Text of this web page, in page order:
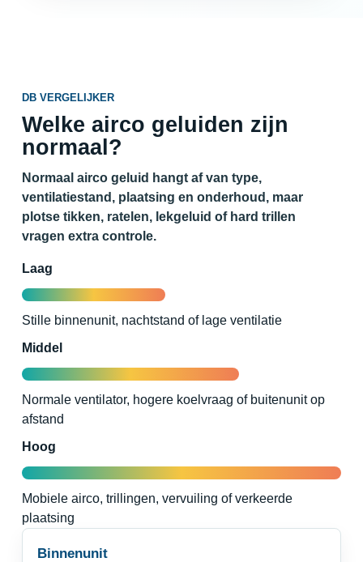
DB VERGELIJKER
Welke airco geluiden zijn
normaal?
Normaal airco geluid hangt af van type,
ventilatiestand, plaatsing en onderhoud, maar
plotse tikken, ratelen, lekgeluid of hard trillen
vragen extra controle.
Laag
Stille binnenunit, nachtstand of lage ventilatie
Middel
Normale ventilator, hogere koelvraag of buitenunit op
afstand
Hoog
Mobiele airco, trillingen, vervuiling of verkeerde
plaatsing
Binnenunit